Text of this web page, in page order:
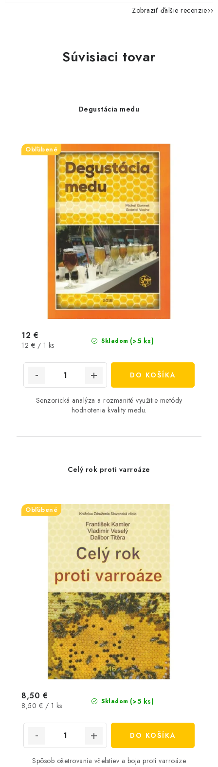
Zobraziť ďalšie recenzie
Súvisiaci tovar
Degustácia medu
Obľúbené
Skladom (>5 ks)
12 €
Jednotková
12 € / 1 ks
DO KOŠÍKA
Senzorická analýza a rozmanité využitie metódy
hodnotenia kvality medu.
Celý rok proti varroáze
Obľúbené
Skladom (>5 ks)
8,50 €
Jednotková
8,50 € / 1 ks
DO KOŠÍKA
Spôsob ošetrovania včelstiev a boja proti varroáze